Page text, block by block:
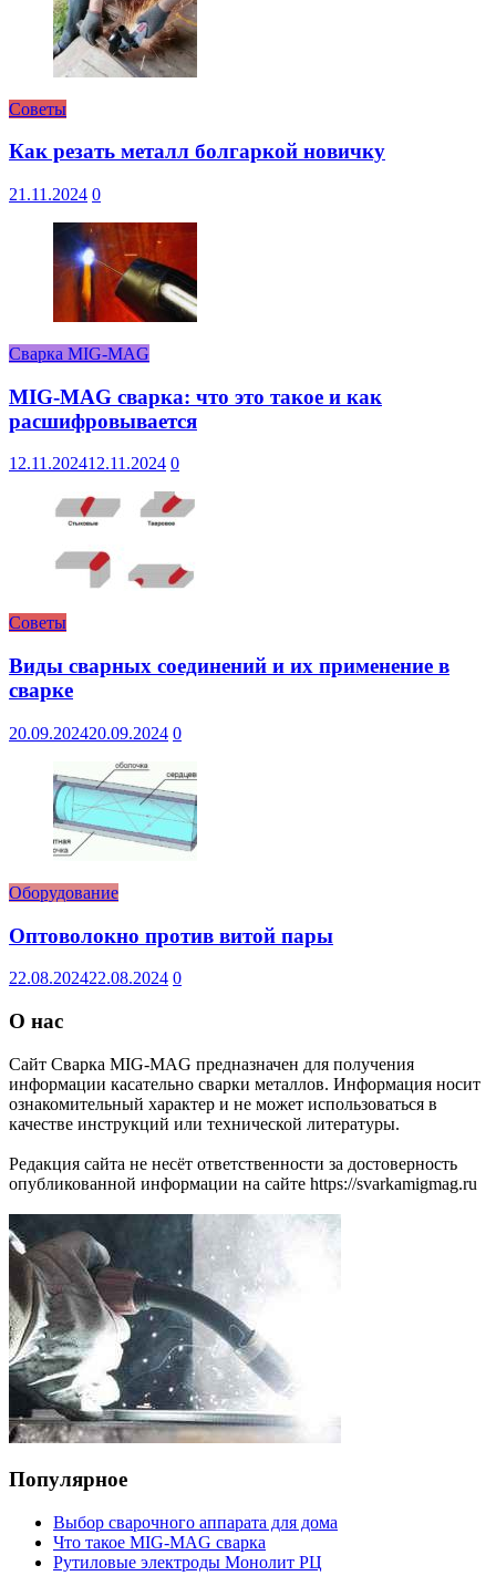
Советы
Как резать металл болгаркой новичку
21.11.2024 0
Сварка MIG-MAG
MIG-MAG сварка: что это такое и как
расшифровывается
12.11.202412.11.2024 0
Советы
Виды сварных соединений и их применение в
сварке
20.09.202420.09.2024 0
Оборудование
Оптоволокно против витой пары
22.08.202422.08.2024 0
О нас
Сайт Сварка MIG-MAG предназначен для получения
информации касательно сварки металлов. Информация носит
ознакомительный характер и не может использоваться в
качестве инструкций или технической литературы.
Редакция сайта не несёт ответственности за достоверность
опубликованной информации на сайте https://svarkamigmag.ru
Популярное
Выбор сварочного аппарата для дома
Что такое MIG-MAG сварка
Рутиловые электроды Монолит РЦ